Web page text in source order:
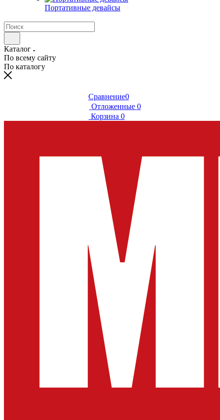
Портативные девайсы
Каталог
По всему сайту
По каталогу
Сравнение0
Отложенные 0
Корзина 0